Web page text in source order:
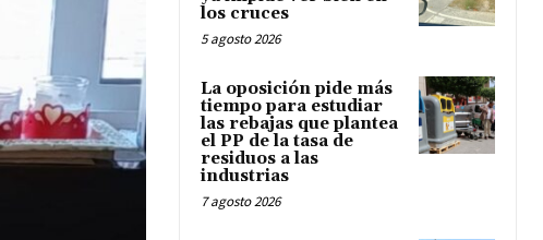
los cruces
5 agosto 2026
La oposición pide más
tiempo para estudiar
las rebajas que plantea
el PP de la tasa de
residuos a las
industrias
7 agosto 2026